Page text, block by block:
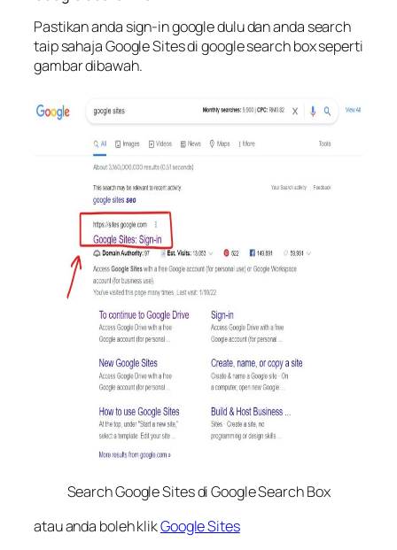
Pastikan anda sign-in google dulu dan anda search
taip sahaja Google Sites di google search box seperti
gambar dibawah.
Search Google Sites di Google Search Box
atau anda boleh klikGoogle Sites